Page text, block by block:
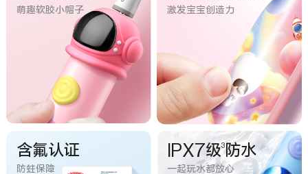
萌趣软胶小帽子 激发宝宝创造力
含氟认证
防蛀保障
IPX7级3防水
一起玩水都放心